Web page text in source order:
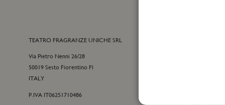
TEATRO FRAGRANZE UNICHE SRL
Via Pietro Nenni 26/28
50019 Sesto Fiorentino Fl
ITALY
P.IVA IT06251710486